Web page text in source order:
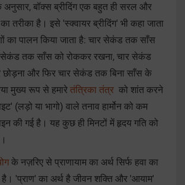
अनुसार, बॉक्स ब्रीदिंग एक बहुत ही सरल और
तरीका है। इसे 'स्क्वायर ब्रीदिंग' भी कहा जाता
का पालन किया जाता है: चार सेकंड तक साँस
सेकंड तक साँस को रोककर रखना, चार सेकंड
छोड़ना और फिर चार सेकंड तक बिना साँस के
मुख्य रूप से हमारे तंत्रिका तंत्र को शांत करने
(लड़ो या भागो) वाले तनाव हार्मोन को कम
की गई है। यह कुछ ही मिनटों में हृदय गति को
के नज़रिए से प्राणायाम का अर्थ सिर्फ हवा का
है। 'प्राण' का अर्थ है जीवन शक्ति और 'आयाम'